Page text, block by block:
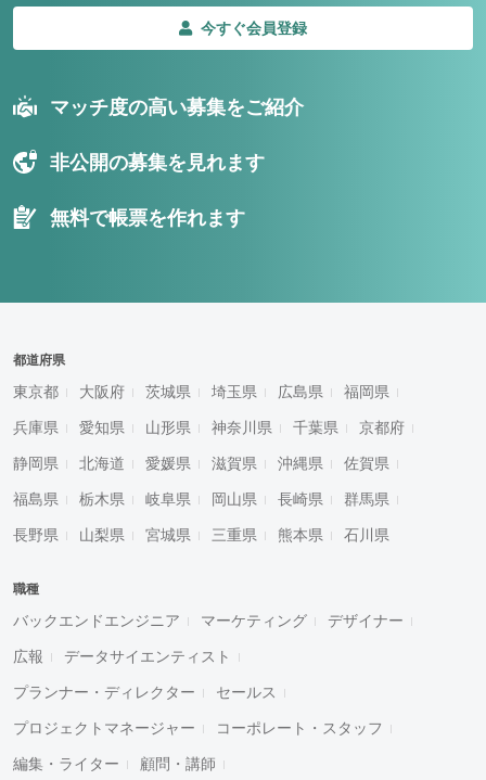
今すぐ会員登録
マッチ度の高い募集をご紹介
非公開の募集を見れます
無料で帳票を作れます
都道府県
東京都 大阪府 茨城県 埼玉県 広島県 福岡県
兵庫県 愛知県 山形県 神奈川県 千葉県 京都府
静岡県 北海道 愛媛県 滋賀県 沖縄県 佐賀県
福島県 栃木県 岐阜県 岡山県 長崎県 群馬県
長野県 山梨県 宮城県 三重県 熊本県 石川県
職種
バックエンドエンジニア マーケティング デザイナー
広報 データサイエンティスト
プランナー・ディレクター セールス
プロジェクトマネージャー コーポレート・スタッフ
編集・ライター 顧問・講師